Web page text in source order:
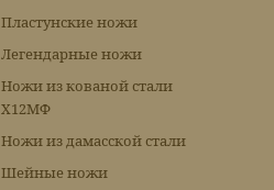
Пластунские ножи
Легендарные ножи
Ножи из кованой стали
Х12МФ
Ножи из дамасской стали
Шейные ножи